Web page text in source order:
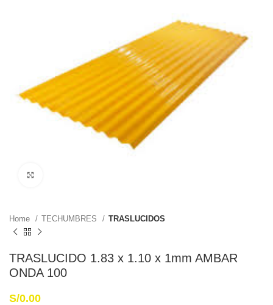
Home TECHUMBRES TRASLUCIDOS
TRASLUCIDO 1.83 x 1.10 x 1mm AMBAR
ONDA 100
S/0.00